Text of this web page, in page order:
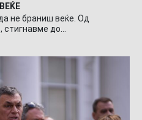
не браниш веќе. Од
стигнавме до…